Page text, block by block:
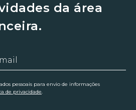
da área
pessoais para envio de informações
de privacidade.